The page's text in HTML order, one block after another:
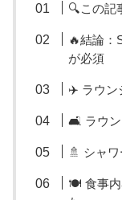
🔍この記
🔥結論：
が必須
✈️ ラウン
🛋️ ラウン
🚿 シャ
🍽️ 食事内